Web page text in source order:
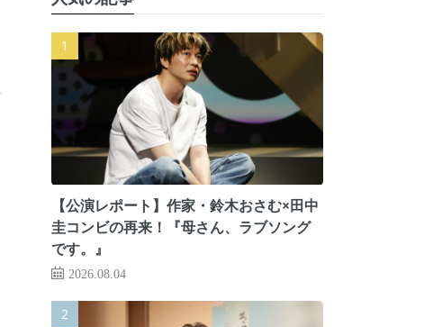
【公演レポート】作家・鈴木おさむ×田中
圭コンビの再来！『母さん、ラブソング
です。』
2026.08.04